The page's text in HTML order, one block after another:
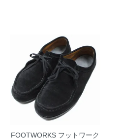
FOOTWORKS フットワーク